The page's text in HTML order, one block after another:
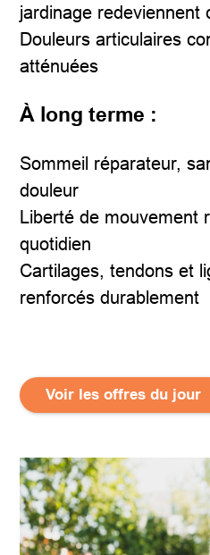
jardinage redeviennent
Douleurs articulaires
atténuées
À long terme :
Sommeil réparateur,
douleur
Liberté de mouvement
quotidien
Cartilages, tendons et
renforcés durablement
Voir les offres du jour